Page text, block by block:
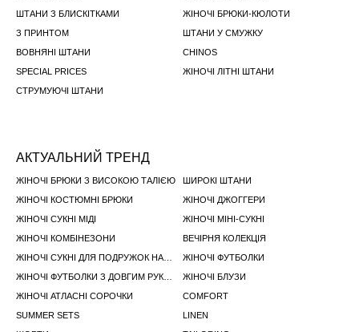
ШТАНИ З БЛИСКІТКАМИ
ЖІНОЧІ БРЮКИ-КЮЛОТИ
З ПРИНТОМ
ШТАНИ У СМУЖКУ
ВОВНЯНІ ШТАНИ
CHINOS
SPECIAL PRICES
ЖІНОЧІ ЛІТНІ ШТАНИ
СТРУМУЮЧІ ШТАНИ
АКТУАЛЬНИЙ ТРЕНД
ЖІНОЧІ БРЮКИ З ВИСОКОЮ ТАЛІЄЮ
ШИРОКІ ШТАНИ
ЖІНОЧІ КОСТЮМНІ БРЮКИ
ЖІНОЧІ ДЖОГГЕРИ
ЖІНОЧІ СУКНІ МІДІ
ЖІНОЧІ МІНІ-СУКНІ
ЖІНОЧІ КОМБІНЕЗОНИ
ВЕЧІРНЯ КОЛЕКЦІЯ
ЖІНОЧІ ФУТБОЛКИ
ЖІНОЧІ БЛУЗИ
ЖІНОЧІ АТЛАСНІ СОРОЧКИ
COMFORT
SUMMER SETS
LINEN